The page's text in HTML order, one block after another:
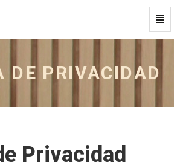
DE PRIVACIDAD
Privacidad